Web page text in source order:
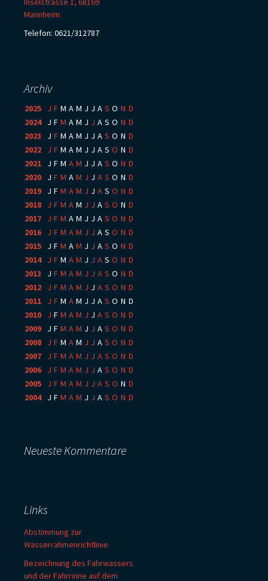
Mannheim
Telefon: 0621/312787
Archiv
2025 J F M A M J J A S O N D
2024: J F M A M J J A S O N D
2023
J F M A M J J A S O N D
2022
J F M A M J J A S O N D
2021
J F M A M J J A S O N D
2020
J F M A M J J A S O N D
2019
J F M A M J J A S O N D
2018
J F M A M J J A S O N D
2017
J F M A M J J A S O N D
2016
J F M A M J J A S O N D
2015
J F M A M J J A S O N D
2014: J F M A M J J A S O N D
2013
J F M A M J J A S O N D
2012
J F M A M J J A S O N D
2011
J F M A M J J A S O N D
2010
J F M A M J J A S O N D
2009
J F M A M J J A S O N D
2008
J F M A M J J A S O N D
2007
J F M A M J J A S O N D
2006
J F M A M J J A S O N D
2005
J F M A M J J A S O N D
2004: J F M A M J J A S O N D
Neueste Kommentare
Links
Abstimmung zur
Wasserrahmenrichtlinie
Bezeichnung des Fahrwassers
und der Fahrrinne auf dem